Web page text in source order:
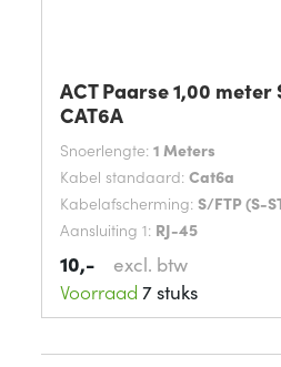
ACT Paarse 1,00 meter
CAT6A
Snoerlengte: 1 Meters
Kabel standaard: Cat6a
Kabelafscherming: S/FTP (S-
Aansluiting 1: RJ-45
10,-
excl. btw
Voorraad 7 stuks